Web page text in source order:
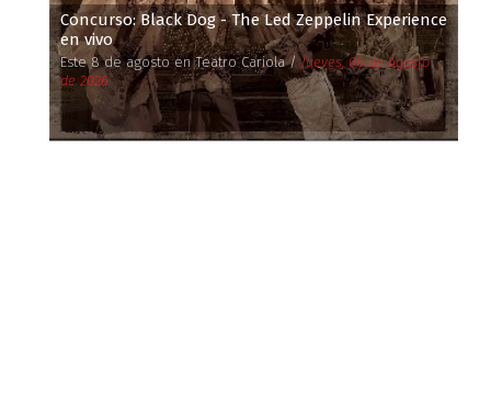
Concurso: Black Dog - The Led Zeppelin Experience
en vivo
Este 8 de agosto en Teatro Cariola /Jueves, 06 de Agosto
de 2026